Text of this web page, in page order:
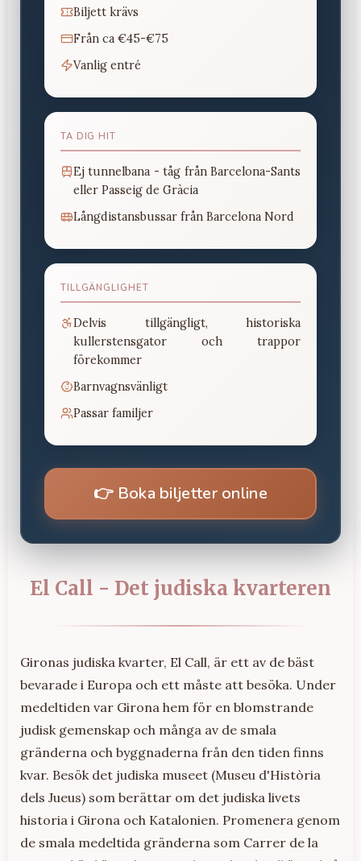
Biljett krävs
Från ca €45-€75
Vanlig entré
TA DIG HIT
Ej tunnelbana - tåg från Barcelona-Sants
eller Passeig de Gràcia
Långdistansbussar från Barcelona Nord
TILLGÄNGLIGHET
Delvis tillgängligt, historiska
kullerstensgator och trappor
förekommer
Barnvagnsvänligt
Passar familjer
👉 Boka biljetter online
El Call - Det judiska kvarteren
Gironas judiska kvarter, El Call, är ett av de bäst
bevarade i Europa och ett måste att besöka. Under
medeltiden var Girona hem för en blomstrande
judisk gemenskap och många av de smala
gränderna och byggnaderna från den tiden finns
kvar. Besök det judiska museet (Museu d'Història
dels Jueus) som berättar om det judiska livets
historia i Girona och Katalonien. Promenera genom
de smala medeltida gränderna som Carrer de la